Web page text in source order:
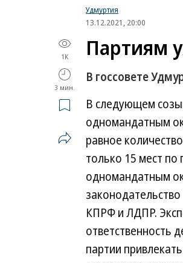
Удмуртия
13.12.2021, 20:00
1K
3 мин.
Партиям
В госсовете
В следующем
одномандатным
равное
только 15 мест по
одномандатным
КПРФ и ЛДПР.
ответственность
партии